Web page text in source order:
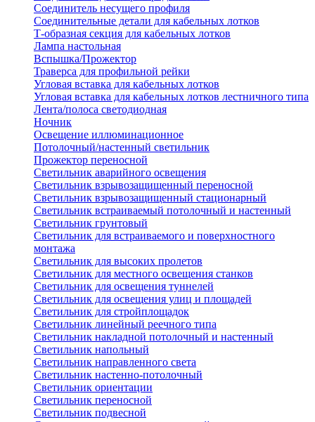
Соединитель несущего профиля
Соединительные детали для кабельных лотков
Т-образная секция для кабельных лотков
Лампа настольная
Вспышка/Прожектор
Траверса для профильной рейки
Угловая вставка для кабельных лотков
Угловая вставка для кабельных лотков лестничного типа
Лента/полоса светодиодная
Ночник
Освещение иллюминационное
Потолочный/настенный светильник
Прожектор переносной
Светильник аварийного освещения
Светильник взрывозащищенный переносной
Светильник взрывозащищенный стационарный
Светильник встраиваемый потолочный и настенный
Светильник грунтовый
Светильник для встраиваемого и поверхностного
монтажа
Светильник для высоких пролетов
Светильник для местного освещения станков
Светильник для освещения туннелей
Светильник для освещения улиц и площадей
Светильник для стройплощадок
Светильник линейный реечного типа
Светильник накладной потолочный и настенный
Светильник напольный
Светильник направленного света
Светильник настенно-потолочный
Светильник ориентации
Светильник переносной
Светильник подвесной